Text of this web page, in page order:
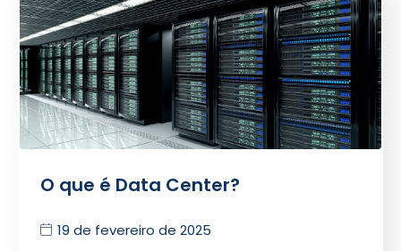
O que é Data Center?
19 de fevereiro de 2025